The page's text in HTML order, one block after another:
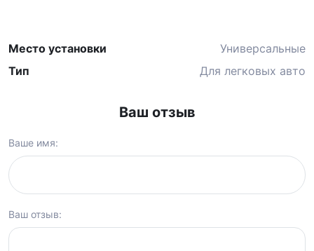
Место установки
Универсальные
Тип
Для легковых авто
Ваш отзыв
Ваше имя:
Ваш отзыв: